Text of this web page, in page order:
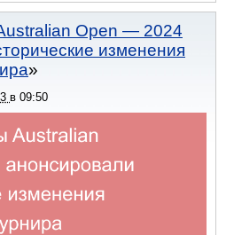
Open — 2024
изменения
в 09:50